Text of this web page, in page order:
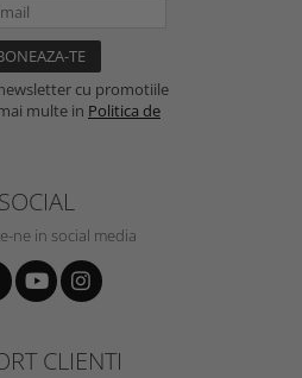
cu promotiile
multe in Politica de
SOCIAL
ne in social media
CLIENTI